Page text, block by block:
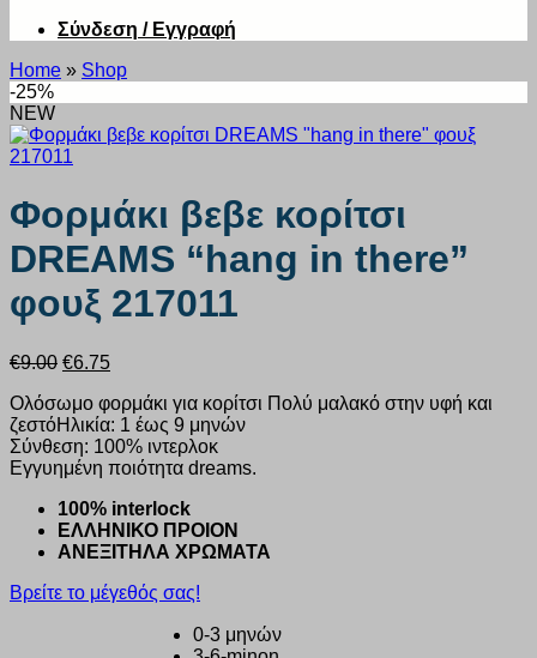
Σύνδεση / Εγγραφή
Home » Shop
-25%
NEW
Φορμάκι βεβε κορίτσι
DREAMS “hang in there”
φουξ 217011
€9.00 Original
was:
€9.00.
€6.75Η
τιμή
είναι:
€6.75.
Oλόσωμο φορμάκι για κορίτσι Πολύ μαλακό στην υφή και
ζεστόΗλικία: 1 έως 9 μηνών
Σύνθεση: 100% ιντερλοκ
Εγγυημένη ποιότητα dreams.
100% interlock
ΕΛΛΗΝΙΚΟ ΠΡΟΙΟΝ
ΑΝΕΞΙΤΗΛΑ ΧΡΩΜΑΤΑ
Βρείτε το μέγεθός σας!
0-3 μηνών